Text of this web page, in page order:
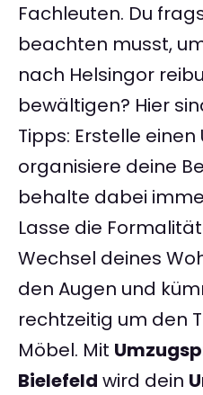
Fachleuten. Du
beachten musst,
nach Helsingor
bewältigen? Hier
Tipps: Erstelle
organisiere deine
behalte dabei
Lasse die
Wechsel deines
den Augen und
rechtzeitig um den
Möbel. Mit
Bielefeld wird dein